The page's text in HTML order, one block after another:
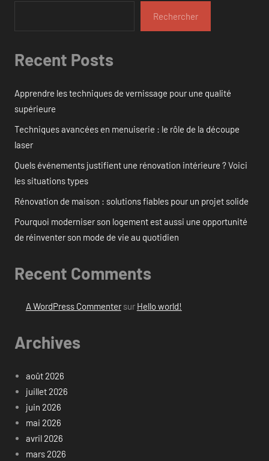
Rechercher
Recent Posts
Apprendre les techniques de vernissage pour une qualité
supérieure
Techniques avancées en menuiserie : le rôle de la découpe
laser
Quels événements justifient une rénovation intérieure ? Voici
les situations types
Rénovation de maison : solutions fiables pour un projet solide
Pourquoi moderniser son logement est aussi une opportunité
de réinventer son mode de vie au quotidien
Recent Comments
A WordPress Commentersur Hello world!
Archives
août 2026
juillet 2026
juin 2026
mai 2026
avril 2026
mars 2026